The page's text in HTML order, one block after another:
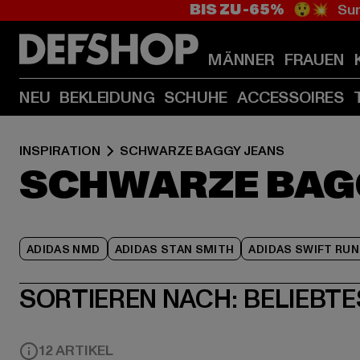
BIS ZU -65% 😲💥
MÄNNER FRAUEN
NEU BEKLEIDUNG SCHUHE ACCESSOIRES
INSPIRATION SCHWARZE BAGGY JEANS
SCHWARZE
ADIDAS NMD ADIDAS STAN SMITH ADIDAS SWIFT RUN
SORTIEREN NACH:
12 ARTIKEL